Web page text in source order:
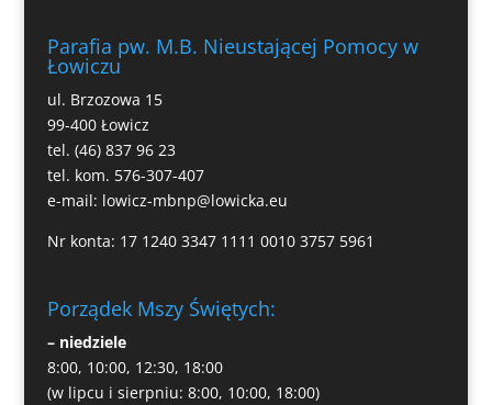
Parafia pw. M.B. Nieustającej Pomocy w
Łowiczu
ul. Brzozowa 15
99-400 Łowicz
tel. (46) 837 96 23
tel. kom. 576-307-407
e-mail: lowicz-mbnp@lowicka.eu
Nr konta: 17 1240 3347 1111 0010 3757 5961
Porządek Mszy Świętych:
– niedziele
8:00, 10:00, 12:30, 18:00
(w lipcu i sierpniu: 8:00, 10:00, 18:00)